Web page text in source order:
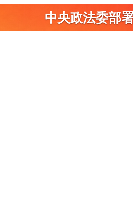
中央政法委部